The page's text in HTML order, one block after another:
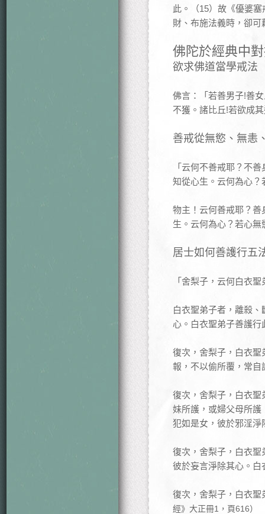
此。（15）故《優婆
財、布施法義時，卻
佛陀於經典中
欲求佛道當學戒法
佛言：「若善男子!善
不獲。諸比丘!若欲成
善戒從無慾、無恚
「云何不善戒耶？不
知從心生。云何為心
物主！云何善戒耶？
生。云何為心？若心
居士如何善護行五
「舍梨子，云何白衣
白衣聖弟子者，離殺
心。白衣聖弟子善護行
復次，舍梨子，白衣
報，不以偷所覆，常
復次，舍梨子，白衣
妹所護，或婦父母所
犯如是女，彼於邪淫
復次，舍梨子，白衣
彼於妄言淨除其心。
復次，舍梨子，白衣
經》大正冊1，頁616）